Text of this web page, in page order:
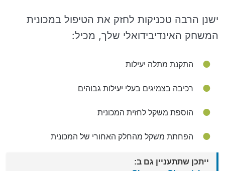
ישנן הרבה טכניקות לחזק את הטיפול במכונית
המשחק האינדיבידואלי שלך, מכיל:
התקנת מתלה יעילות
רכיבה בצמיגים בעלי יעילות גבוהים
הוספת משקל לחזית המכונית
הפחתת משקל מהחלק האחורי של המכונית
ייתכן שתתעניין גם ב: